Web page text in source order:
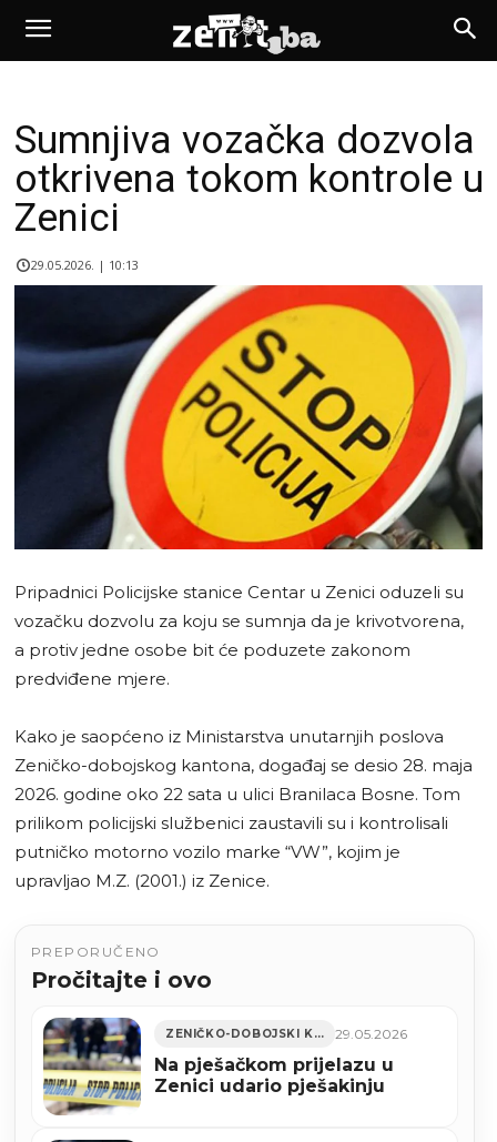
Sumnjiva vozačka dozvola
otkrivena tokom kontrole u
Zenici
29.05.2026. | 10:13
Pripadnici Policijske stanice Centar u Zenici oduzeli su
vozačku dozvolu za koju se sumnja da je krivotvorena,
a protiv jedne osobe bit će poduzete zakonom
predviđene mjere.
Kako je saopćeno iz Ministarstva unutarnjih poslova
Zeničko-dobojskog kantona, događaj se desio 28. maja
2026. godine oko 22 sata u ulici Branilaca Bosne. Tom
prilikom policijski službenici zaustavili su i kontrolisali
putničko motorno vozilo marke “VW”, kojim je
upravljao M.Z. (2001.) iz Zenice.
PREPORUČENO
Pročitajte i ovo
ZENIČKO-DOBOJSKI KANTON 29.05.2026
Na pješačkom prijelazu u
Zenici udario pješakinju